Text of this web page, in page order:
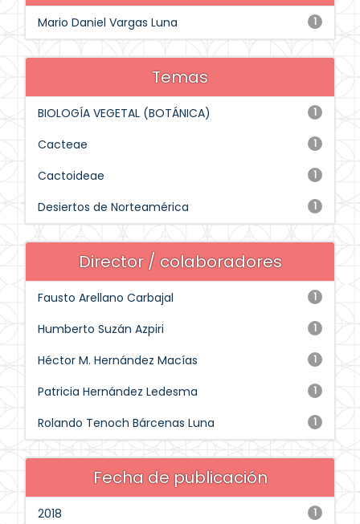
1
Mario Daniel Vargas Luna
Temas
1
BIOLOGÍA VEGETAL (BOTÁNICA)
1
Cacteae
1
Cactoideae
1
Desiertos de Norteamérica
Director / colaboradores
1
Fausto Arellano Carbajal
1
Humberto Suzán Azpiri
1
Héctor M. Hernández Macías
1
Patricia Hernández Ledesma
1
Rolando Tenoch Bárcenas Luna
Fecha de publicación
1
2018